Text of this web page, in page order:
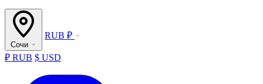
Сочи
RUB ₽
₽ RUB $ USD